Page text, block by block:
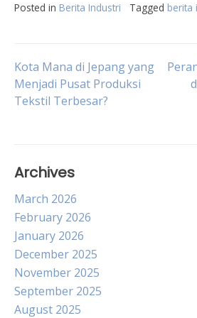
Posted in Berita Industri Tagged berita
Post
navigation
Kota Mana di Jepang yang
Menjadi Pusat Produksi
Tekstil Terbesar?
Archives
March 2026
February 2026
January 2026
December 2025
November 2025
September 2025
August 2025